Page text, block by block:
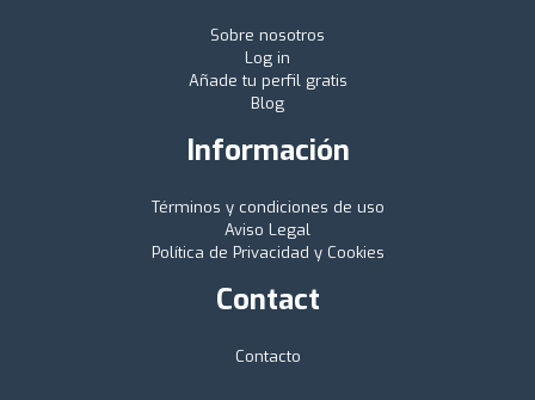
Sobre nosotros
Log in
Añade tu perfil gratis
Blog
Información
Términos y condiciones de uso
Aviso Legal
Política de Privacidad y Cookies
Contact
Contacto